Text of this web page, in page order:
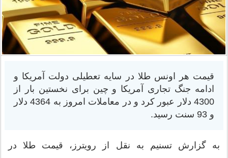
قیمت هر اونس طلا در سایه تعطیلی دولت آمریکا و
ادامه جنگ تجاری آمریکا و چین برای نخستین بار از
4300 دلار عبور کرد و در معاملات امروز به 4364 دلار
و 93 سنت رسید.
به گزارش تسنیم به نقل از رویترز، قیمت طلا در